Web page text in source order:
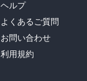
ヘルプ
よくあるご質問
お問い合わせ
利用規約